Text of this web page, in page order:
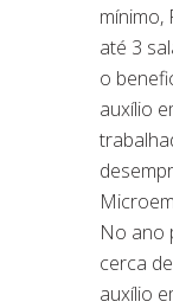
mínimo,
até 3
o
auxílio
No ano
cerca
auxílio